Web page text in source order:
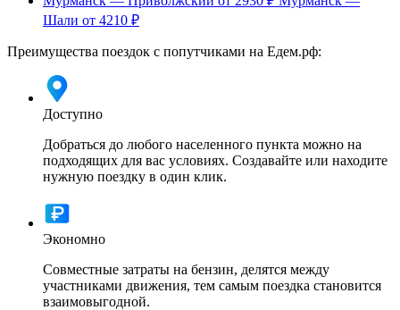
Шали от 4210 ₽
Преимущества поездок с попутчиками на Едем.рф:
Доступно
Добраться до любого населенного пункта можно на
подходящих для вас условиях. Создавайте или находите
нужную поездку в один клик.
Экономно
Совместные затраты на бензин, делятся между
участниками движения, тем самым поездка становится
взаимовыгодной.